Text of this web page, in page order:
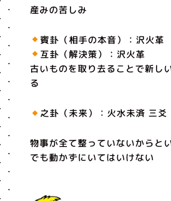
産みの苦しみ
賓卦（相手の本音）：沢火革
互卦（解決策）：沢火革
古いものを取り去ることで新し
る
之卦（未来）：火水未済 三爻
物事が全て整っていないからと
でも動かずにいてはいけない